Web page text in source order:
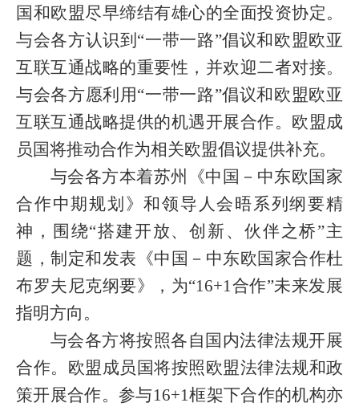
国和欧盟尽早缔结有雄心的全面投资协定。
与会各方认识到“一带一路”倡议和欧盟欧亚
互联互通战略的重要性，并欢迎二者对接。
与会各方愿利用“一带一路”倡议和欧盟欧亚
互联互通战略提供的机遇开展合作。欧盟成
员国将推动合作为相关欧盟倡议提供补充。
与会各方本着苏州《中国－中东欧国家
合作中期规划》和领导人会晤系列纲要精
神，围绕“搭建开放、创新、伙伴之桥”主
题，制定和发表《中国－中东欧国家合作杜
布罗夫尼克纲要》，为“16+1合作”未来发展
指明方向。
与会各方将按照各自国内法律法规开展
合作。欧盟成员国将按照欧盟法律法规和政
策开展合作。参与16+1框架下合作的机构亦